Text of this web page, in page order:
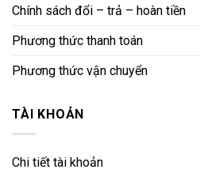
Chính sách đổi – trả – hoàn tiền
Phương thức thanh toán
Phương thức vận chuyển
TÀI KHOẢN
Chi tiết tài khoản